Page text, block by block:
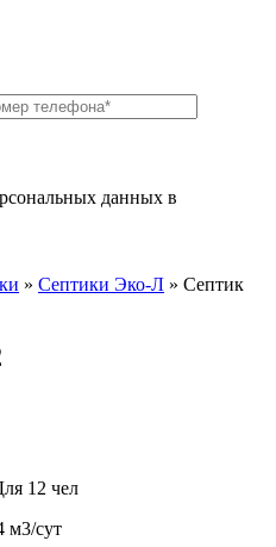
данных в
» Септики Эко-Л » Септик
12 чел
м3/сут